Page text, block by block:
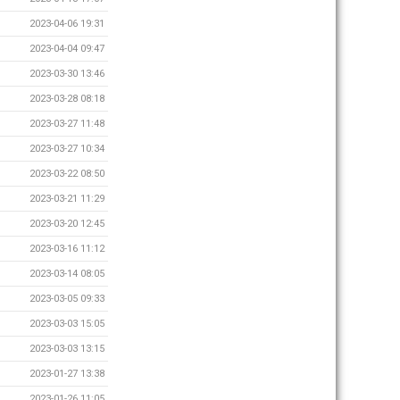
2023-04-06 19:31
2023-04-04 09:47
2023-03-30 13:46
2023-03-28 08:18
2023-03-27 11:48
2023-03-27 10:34
2023-03-22 08:50
2023-03-21 11:29
2023-03-20 12:45
2023-03-16 11:12
2023-03-14 08:05
2023-03-05 09:33
2023-03-03 15:05
2023-03-03 13:15
2023-01-27 13:38